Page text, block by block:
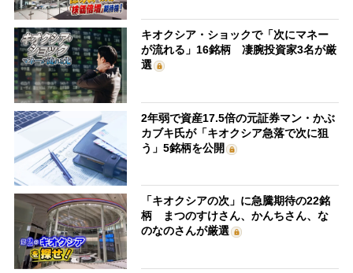
キオクシア・ショックで「次にマネー
が流れる」16銘柄 凄腕投資家3名が厳
選
2年弱で資産17.5倍の元証券マン・かぶ
カブキ氏が「キオクシア急落で次に狙
う」5銘柄を公開
「キオクシアの次」に急騰期待の22銘
柄 まつのすけさん、かんちさん、な
のなのさんが厳選